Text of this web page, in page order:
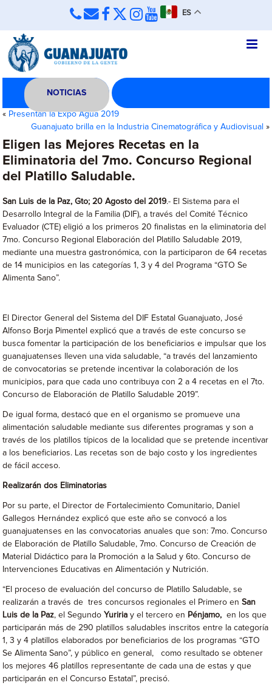
ES
NOTICIAS
« Presentan la Expo Agua 2019
Guanajuato brilla en la Industria Cinematográfica y Audiovisual »
Eligen las Mejores Recetas en la
Eliminatoria del 7mo. Concurso Regional
del Platillo Saludable.
San Luis de la Paz, Gto; 20 Agosto del 2019.- El Sistema para el
Desarrollo Integral de la Familia (DIF), a través del Comité Técnico
Evaluador (CTE) eligió a los primeros 20 finalistas en la eliminatoria del
7mo. Concurso Regional Elaboración del Platillo Saludable 2019,
mediante una muestra gastronómica, con la participaron de 64 recetas
de 14 municipios en las categorías 1, 3 y 4 del Programa “GTO Se
Alimenta Sano”.
El Director General del Sistema del DIF Estatal Guanajuato, José
Alfonso Borja Pimentel explicó que a través de este concurso se
busca fomentar la participación de los beneficiarios e impulsar que los
guanajuatenses lleven una vida saludable, “a través del lanzamiento
de convocatorias se pretende incentivar la colaboración de los
municipios, para que cada uno contribuya con 2 a 4 recetas en el 7to.
Concurso de Elaboración de Platillo Saludable 2019”.
De igual forma, destacó que en el organismo se promueve una
alimentación saludable mediante sus diferentes programas y son a
través de los platillos típicos de la localidad que se pretende incentivar
a los beneficiarios. Las recetas son de bajo costo y los ingredientes
de fácil acceso.
Realizarán dos Eliminatorias
Por su parte, el Director de Fortalecimiento Comunitario, Daniel
Gallegos Hernández explicó que este año se convocó a los
guanajuatenses en las convocatorias anuales que son: 7mo. Concurso
de Elaboración de Platillo Saludable, 7mo. Concurso de Creación de
Material Didáctico para la Promoción a la Salud y 6to. Concurso de
Intervenciones Educativas en Alimentación y Nutrición.
“El proceso de evaluación del concurso de Platillo Saludable, se
realizarán a través de tres concursos regionales el Primero enSan
Luis de la Paz, el Segundo Yuriria y el tercero en Pénjamo, en los que
participarán más de 290 platillos saludables inscritos entre la categoría
1, 3 y 4 platillos elaborados por beneficiarios de los programas “GTO
Se Alimenta Sano”, y público en general, como resultado se obtener
los mejores 46 platillos representante de cada una de estas y que
participarán en el Concurso Estatal”, precisó.